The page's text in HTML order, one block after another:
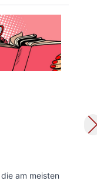
am meisten